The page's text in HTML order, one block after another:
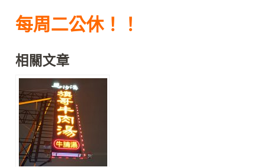
每周二公休！！
相關文章